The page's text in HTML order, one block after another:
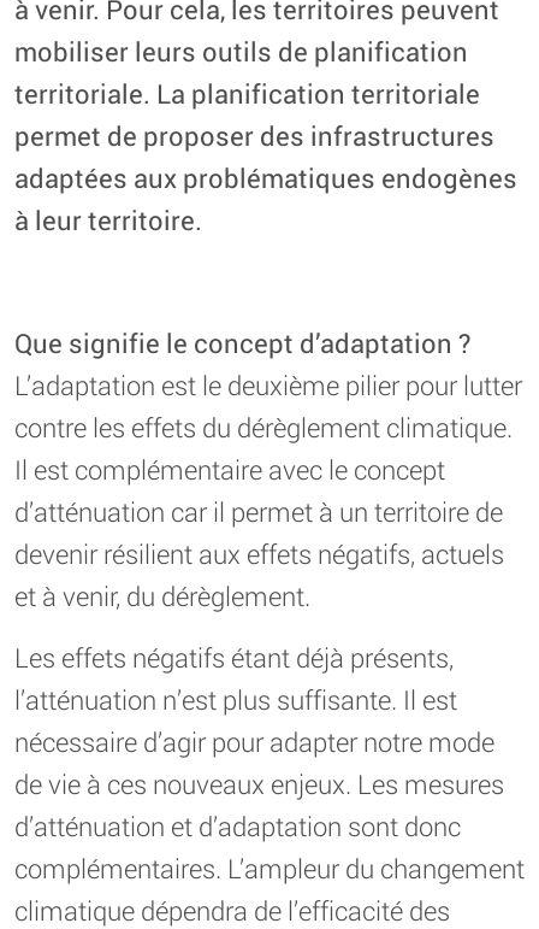
à venir. Pour cela, les territoires peuvent
mobiliser leurs outils de planification
territoriale. La planification territoriale
permet de proposer des infrastructures
adaptées aux problématiques endogènes
à leur territoire.
Que signifie le concept d’adaptation ?
L’adaptation est le deuxième pilier pour lutter
contre les effets du dérèglement climatique.
Il est complémentaire avec le concept
d’atténuation car il permet à un territoire de
devenir résilient aux effets négatifs, actuels
et à venir, du dérèglement.
Les effets négatifs étant déjà présents,
l’atténuation n’est plus suffisante. Il est
nécessaire d’agir pour adapter notre mode
de vie à ces nouveaux enjeux. Les mesures
d’atténuation et d’adaptation sont donc
complémentaires. L’ampleur du changement
climatique dépendra de l’efficacité des